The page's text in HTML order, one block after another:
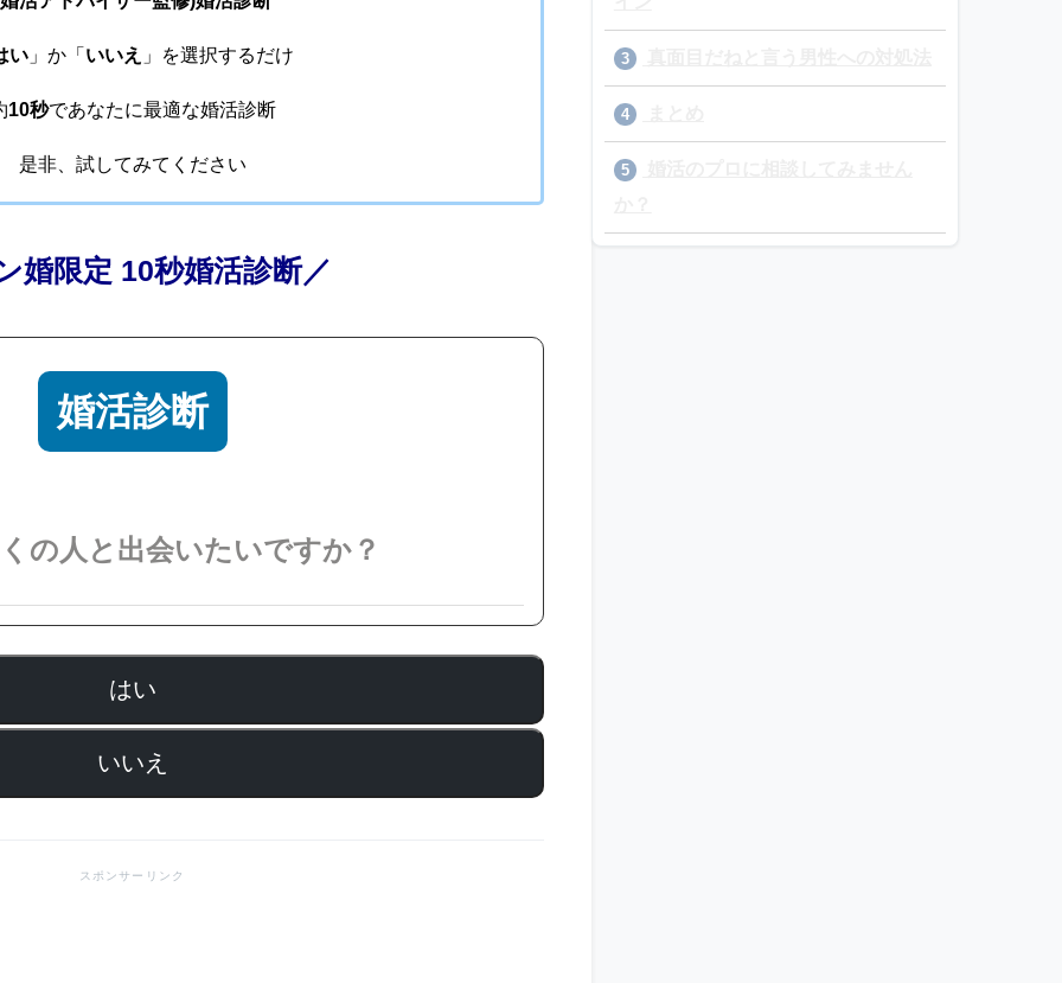
い」か「 いいえ 」を選択するだけ
10秒であなたに最適な婚活診断
是非、試してみてください
婚限定 10秒婚活診断／
婚活診断
の人と出会いたいですか？
はい
いいえ
3
4
5